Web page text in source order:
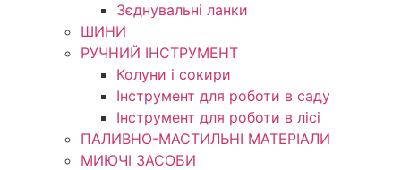
Зєднувальні ланки
ШИНИ
РУЧНИЙ ІНСТРУМЕНТ
Колуни і сокири
Інструмент для роботи в саду
Інструмент для роботи в лісі
ПАЛИВНО-МАСТИЛЬНІ МАТЕРІАЛИ
МИЮЧІ ЗАСОБИ